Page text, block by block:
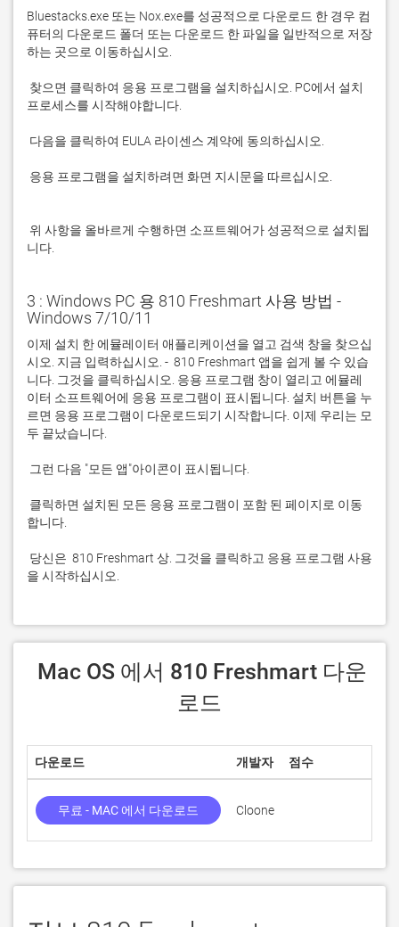
Bluestacks.exe 또는 Nox.exe를 성공적으로 다운로드 한 경우 컴
퓨터의 다운로드 폴더 또는 다운로드 한 파일을 일반적으로 저장
니다.
3 : Windows PC 용 810 Freshmart 사용 방법 -
Windows 7/10/11
이제 설치 한 에뮬레이터 애플리케이션을 열고 검색 창을 찾으십
시오. 지금 입력하십시오. -  810 Freshmart 앱을 쉽게 볼 수 있습
니다. 그것을 클릭하십시오. 응용 프로그램 창이 열리고 에뮬레
이터 소프트웨어에 응용 프로그램이 표시됩니다. 설치 버튼을 누
르면 응용 프로그램이 다운로드되기 시작합니다. 이제 우리는 모
을 시작하십시오.
로드
다운로드 개발자 점수
무료 - MAC 에서 다운로드 Cloone